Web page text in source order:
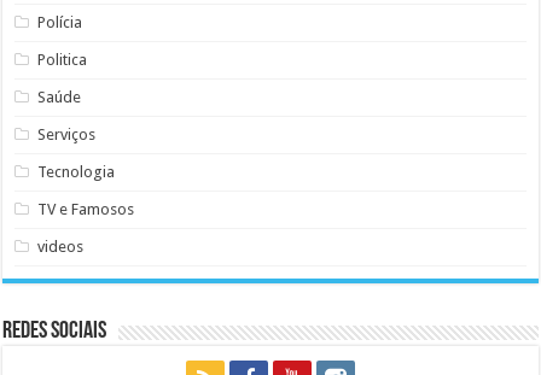
Polícia
Politica
Saúde
Serviços
Tecnologia
TV e Famosos
videos
Redes Sociais